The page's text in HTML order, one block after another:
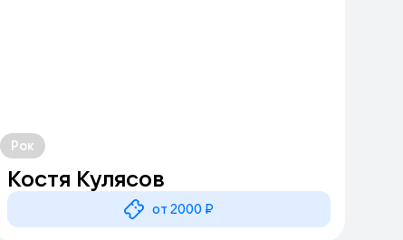
Рок
Костя Кулясов
от 2000 ₽